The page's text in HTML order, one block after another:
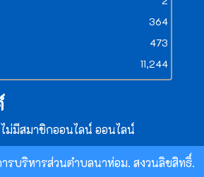
364
473
11,244
ม่มีสมาชิกออนไลน์ ออนไลน์
รบริหารส่วนตำบลนาห่อม. สงวนลิขสิทธิ์.